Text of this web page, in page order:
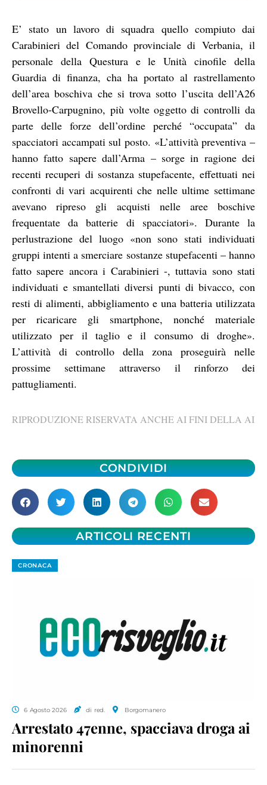
E’ stato un lavoro di squadra quello compiuto dai
Carabinieri del Comando provinciale di Verbania, il
personale della Questura e le Unità cinofile della
Guardia di finanza, cha ha portato al rastrellamento
dell’area boschiva che si trova sotto l’uscita dell’A26
Brovello-Carpugnino, più volte oggetto di controlli da
parte delle forze dell’ordine perché “occupata” da
spacciatori accampati sul posto. «L’attività preventiva –
hanno fatto sapere dall’Arma – sorge in ragione dei
recenti recuperi di sostanza stupefacente, effettuati nei
confronti di vari acquirenti che nelle ultime settimane
avevano ripreso gli acquisti nelle aree boschive
frequentate da batterie di spacciatori». Durante la
perlustrazione del luogo «non sono stati individuati
gruppi intenti a smerciare sostanze stupefacenti – hanno
fatto sapere ancora i Carabinieri -, tuttavia sono stati
individuati e smantellati diversi punti di bivacco, con
resti di alimenti, abbigliamento e una batteria utilizzata
per ricaricare gli smartphone, nonché materiale
utilizzato per il taglio e il consumo di droghe».
L’attività di controllo della zona proseguirà nelle
prossime settimane attraverso il rinforzo dei
pattugliamenti.
RIPRODUZIONE RISERVATA ANCHE AI FINI DELLA AI
CONDIVIDI
ARTICOLI RECENTI
CRONACA
6 Agosto 2026 di red. Borgomanero
Arrestato 47enne, spacciava droga ai
minorenni